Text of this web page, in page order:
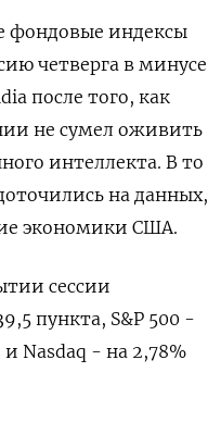
фондовые индексы
четверга в минусе
после того, как
не сумел оживить
интеллекта. В то
на данных,
экономики США.
сессии
пункта, S&P 500 -
и ​Nasdaq - на 2,78%